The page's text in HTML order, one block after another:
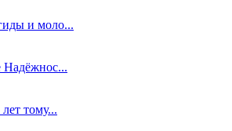
и моло...
Надёжнос...
тому...